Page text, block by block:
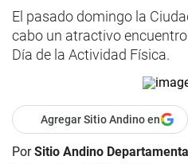
El pasado domingo la
cabo un atractivo
Día de la Actividad Física.
Agregar Sitio Andino en
PorSitio Andino